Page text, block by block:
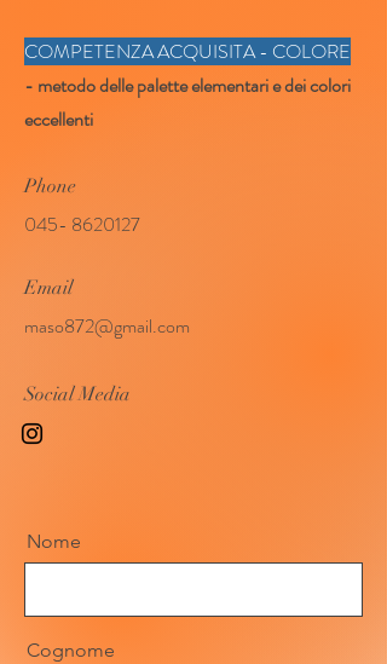
COMPETENZA ACQUISITA - COLORE
- metodo delle palette elementari e dei colori
eccellenti
Phone
045- 8620127
Email
maso872@gmail.com
Social Media
Nome
Cognome